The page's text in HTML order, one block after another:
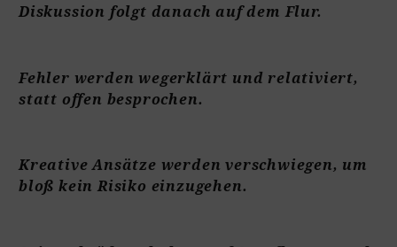
Diskussion folgt danach auf dem Flur.
Fehler werden wegerklärt und relativiert,
statt offen besprochen.
Kreative Ansätze werden verschwiegen, um
bloß kein Risiko einzugehen.